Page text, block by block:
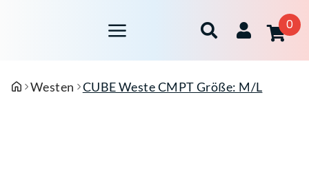
0
Westen CUBE Weste CMPT Größe: M/L